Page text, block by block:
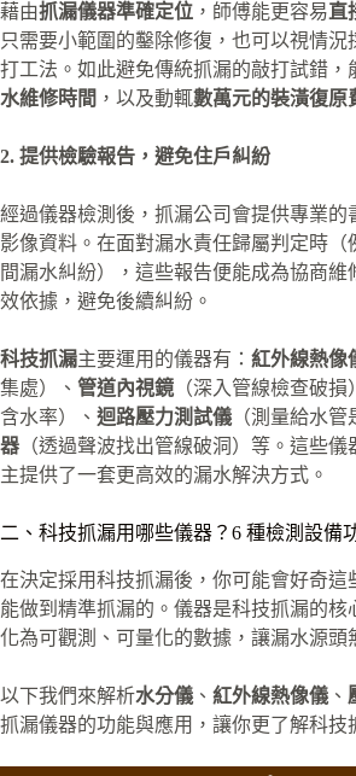
藉由抓漏儀器準確定位 ，師傅能更容易直
只需要小範圍的鑿除修復，也可以視情
打工法。如此避免傳統抓漏的敲打試錯，
水維修時間 ，以及動輒數萬元的裝潢復原
2. 提供檢驗報告，避免住戶糾紛
經過儀器檢測後，抓漏公司會提供專業的
影像資料。在面對漏水責任歸屬判定時（
間漏水糾紛），這些報告便能成為協商維
效依據，避免後續糾紛。
科技抓漏主要運用的儀器有： 紅外線熱像
集處）、 管道內視鏡 （深入管線檢查破損
含水率）、 迴路壓力測試儀 （測量給水
器 （透過聲波找出管線破洞）等。這些
主提供了一套更高效的漏水解決方式。
二、科技抓漏用哪些儀器？6 種檢測設備
在決定採用科技抓漏後，你可能會好奇這
能做到精準抓漏的。儀器是科技抓漏的核
化為可觀測、可量化的數據，讓漏水源頭
以下我們來解析水分儀 、 紅外線熱像儀 、
抓漏儀器的功能與應用，讓你更了解科技